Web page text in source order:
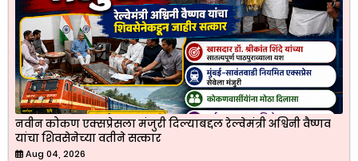
नवीन कोकण एक्सप्रेसला मंजुरी दिल्याबद्दल रेल्वेमंत्री अश्विनी वैष्णव
यांचा शिवसेनेच्या वतीने सत्कार
Aug 04, 2026